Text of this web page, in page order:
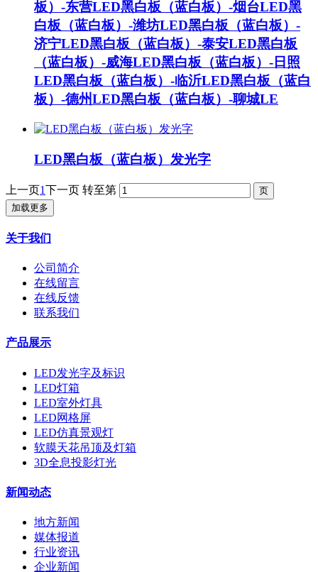
板）-东营LED黑白板（蓝白板）-烟台LED黑
白板（蓝白板）-潍坊LED黑白板（蓝白板）-
济宁LED黑白板（蓝白板）-泰安LED黑白板
（蓝白板）-威海LED黑白板（蓝白板）-日照
LED黑白板（蓝白板）-临沂LED黑白板（蓝白
板）-德州LED黑白板（蓝白板）-聊城LE
LED黑白板（蓝白板）发光字
上一页1下一页 转至第
加载更多
关于我们
公司简介
在线留言
在线反馈
联系我们
产品展示
LED发光字及标识
LED灯箱
LED室外灯具
LED网格屏
LED仿真景观灯
软膜天花吊顶及灯箱
3D全息投影灯光
新闻动态
地方新闻
媒体报道
行业资讯
企业新闻